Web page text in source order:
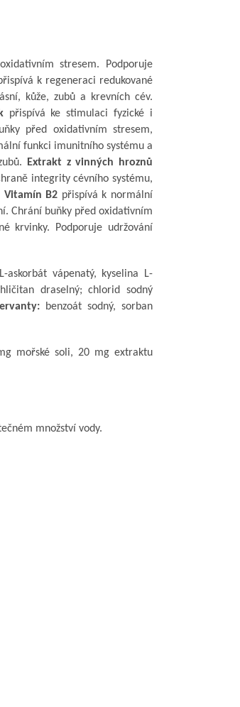
stresem. Podporuje
k regeneraci redukované
kůže, zubů a krevních cév.
přispívá ke stimulaci fyzické i
před oxidativním stresem,
funkci imunitního systému a
Extrakt z vinných hroznů
integrity cévního systému,
Vitamín B2 přispívá k normální
Chrání buňky před oxidativním
krvinky. Podporuje udržování
askorbát vápenatý, kyselina L-
draselný; chlorid sodný
benzoát sodný, sorban
mořské soli, 20 mg extraktu
množství vody.